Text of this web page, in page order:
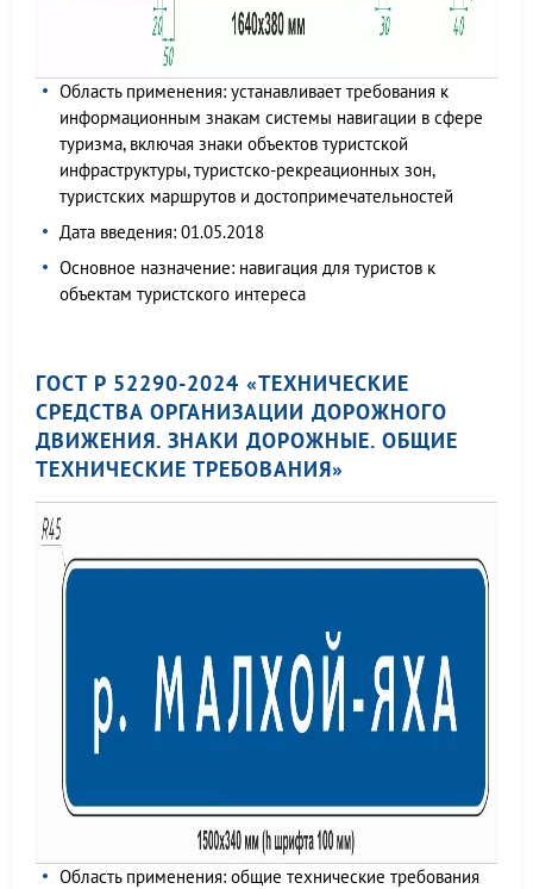
Область применения: устанавливает требования к
информационным знакам системы навигации в сфере
туризма, включая знаки объектов туристской
инфраструктуры, туристско-рекреационных зон,
туристских маршрутов и достопримечательностей
Дата введения: 01.05.2018
Основное назначение: навигация для туристов к
объектам туристского интереса
ГОСТ Р 52290-2024 «ТЕХНИЧЕСКИЕ
СРЕДСТВА ОРГАНИЗАЦИИ ДОРОЖНОГО
ДВИЖЕНИЯ. ЗНАКИ ДОРОЖНЫЕ. ОБЩИЕ
ТЕХНИЧЕСКИЕ ТРЕБОВАНИЯ»
Область применения: общие технические требования